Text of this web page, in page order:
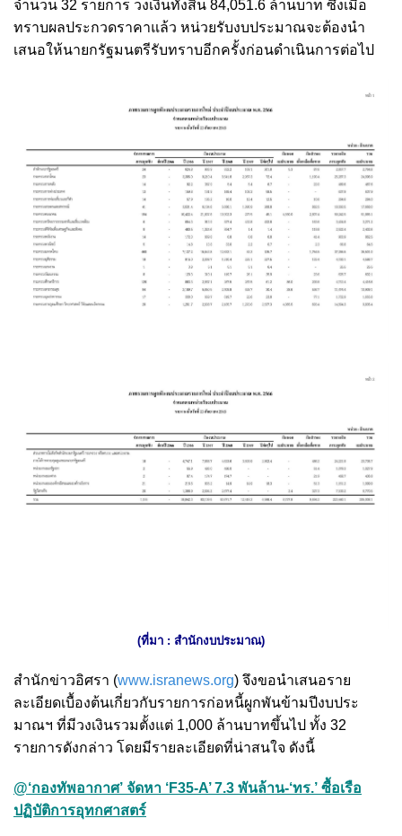
จำนวน 32 รายการ วงเงินทั้งสิ้น 84,051.6 ล้านบาท ซึ่งเมื่อ
ทราบผลประกวดราคาแล้ว หน่วยรับงบประมาณจะต้องนำ
เสนอให้นายกรัฐมนตรีรับทราบอีกครั้งก่อนดำเนินการต่อไป
(ที่มา : สำนักงบประมาณ)
สำนักข่าวอิศรา (www.isranews.org) จึงขอนำเสนอราย
ละเอียดเบื้องต้นเกี่ยวกับรายการก่อหนี้ผูกพันข้ามปีงบประ
มาณฯ ที่มีวงเงินรวมตั้งแต่ 1,000 ล้านบาทขึ้นไป ทั้ง 32
รายการดังกล่าว โดยมีรายละเอียดที่น่าสนใจ ดังนี้
@‘กองทัพอากาศ’ จัดหา ‘F35-A’ 7.3 พันล้าน-‘ทร.’ ซื้อเรือ
ปฏิบัติการอุทกศาสตร์